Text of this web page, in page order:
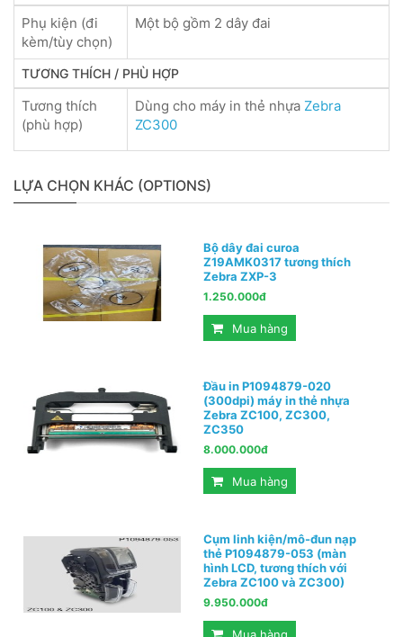
Phụ kiện (đi
kèm/tùy chọn)
Một bộ gồm 2 dây đai
TƯƠNG THÍCH / PHÙ HỢP
Tương thích
(phù hợp)
Dùng cho máy in thẻ nhựa Zebra
ZC300
LỰA CHỌN KHÁC (OPTIONS)
Bộ dây đai curoa
Z19AMK0317 tương thích
Zebra ZXP-3
1.250.000đ
Mua hàng
Đầu in P1094879-020
(300dpi) máy in thẻ nhựa
Zebra ZC100, ZC300,
ZC350
8.000.000đ
Mua hàng
Cụm linh kiện/mô-đun nạp
thẻ P1094879-053 (màn
hình LCD, tương thích với
Zebra ZC100 và ZC300)
9.950.000đ